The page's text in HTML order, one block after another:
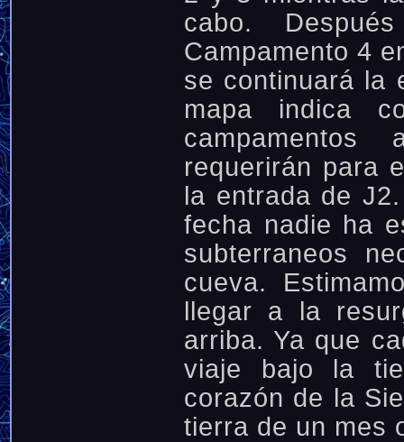
cabo.
Campamento 4
se continuará la
mapa indica
requerirán para
la entrada de
fecha nadie ha
subterraneos
cueva.
llegar a la
arriba. Ya que
viaje bajo la
corazón de la
tierra de un mes